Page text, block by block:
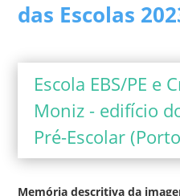
das Escolas
Escola EBS/PE e
Moniz - edifício
Pré-Escolar
Memória descritiva da